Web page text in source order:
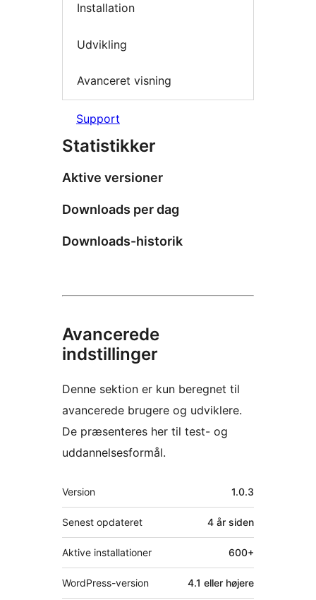
Installation
Udvikling
Avanceret visning
Support
Statistikker
Aktive versioner
Downloads per dag
Downloads-historik
Avancerede
indstillinger
Denne sektion er kun beregnet til
avancerede brugere og udviklere.
De præsenteres her til test- og
uddannelsesformål.
Meta
Version 1.0.3
Senest opdateret 4 år siden
Aktive installationer 600+
WordPress-version 4.1 eller højere